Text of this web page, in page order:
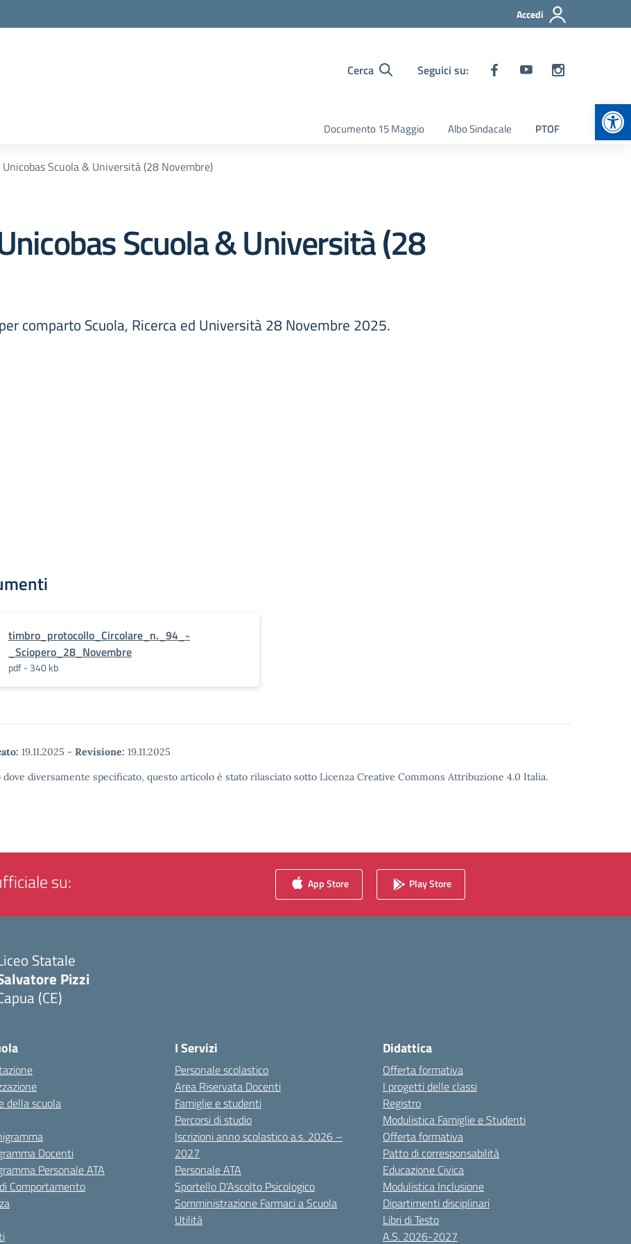
Accedi
Cerca Seguici su:
Documento 15 Maggio Albo Sindacale PTOF
Scuola & Università (28 Novembre)
Scuola & Università (28
comparto Scuola, Ricerca ed Università 28 Novembre 2025.
timbro_protocollo_Circolare_n._94_-
_Sciopero_28_Novembre
pdf - 340 kb
19.11.2025 - Revisione: 19.11.2025
dove diversamente specificato, questo articolo è stato rilasciato sotto Licenza Creative Commons Attribuzione 4.0 Italia.
su: App Store Play Store
Statale
Pizzi
(CE)
della scuola
Docenti
Personale ATA
Comportamento
I Servizi
Personale scolastico
Area Riservata Docenti
Famiglie e studenti
Percorsi di studio
Iscrizioni anno scolastico a.s. 2026 –
2027
Personale ATA
Sportello D’Ascolto Psicologico
Somministrazione Farmaci a Scuola
Utilità
Didattica
Offerta formativa
I progetti delle classi
Registro
Modulistica Famiglie e Studenti
Offerta formativa
Patto di corresponsabilità
Educazione Civica
Modulistica Inclusione
Dipartimenti disciplinari
Libri di Testo
A.S. 2026-2027